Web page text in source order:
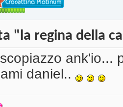
"la regina della
ank'io...
daniel..